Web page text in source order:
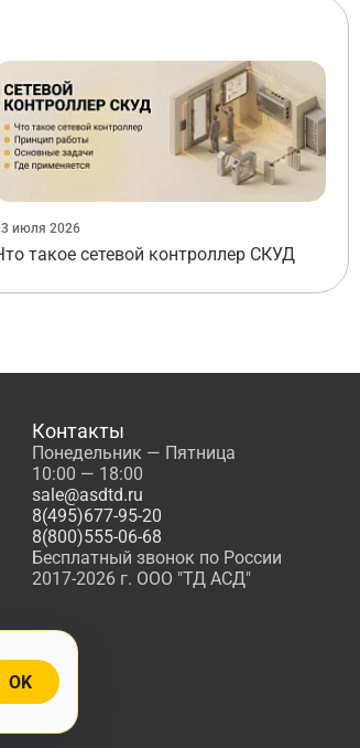
июля 2026
такое сетевой контроллер СКУД
Контакты
Понедельник — Пятница
10:00 — 18:00
sale@asdtd.ru
8(495)677-95-20
8(800)555-06-68
Бесплатный звонок по России
2017-2026 г. ООО "ТД АСД"
OK